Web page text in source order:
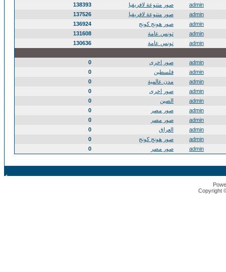
admin
صور متنوعة لافريقيا
138393
admin
صور متنوعة لافريقيا
137526
admin
صور هونج كونج
136924
admin
تونس عامة
131608
admin
تونس عامة 130636
admin صور اخرى
0
admin
فلسطين
0
admin
مدن عالمية
0
admin
صور اخرى
0
admin
الصين
0
admin
صور مصر
0
admin
صور مصر
0
admin
العراق
0
admin
صور هونج كونج
0
admin
صور مصر 0
Copyright